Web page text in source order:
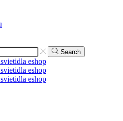
Search